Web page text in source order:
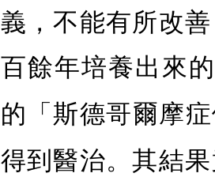
義，不能有所改
百餘年培養出來
的「斯德哥爾摩
得到醫治。其結